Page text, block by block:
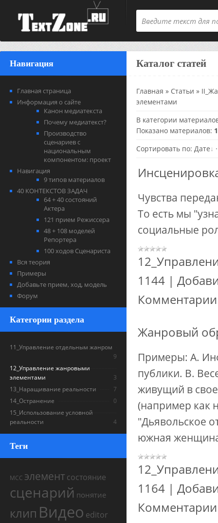
Навигация
Главная страница
Информация о сайте
Канон медиатекста
Почему медиатекст?
Производство
сценариев с
национальным
компонентом: проект
Навигация
9 типов материалов
40 КОНТЕКСТОВ ЗАДАЧ
64 + 40 состояний
Актера
121 прием Режиссера
48 + 108 моделей
Репортера
100 ходов Сценариста
Вся теория
Примеры
Добавьте прием, ход, модель
Форум
Категории раздела
11_Управление отдельным жанром
9
12_Управление жанровыми
элементами
3
13_Наращивание реальности
7
14_Остранение
0
15_Использование условной
реальности
4
Теги
МСС элемент состояние
сценарий понятие
клип Видео editor
Каталог статей
Главная » Статьи »
элементами
В категории
Показано материалов:
Сортировать по: Дате
Чувства
То есть мы
социальные
1144 |
Жанровый
Примеры: А.
публики. В.
живущий в свое
(например как
"Дьявольское
южная
1164 |